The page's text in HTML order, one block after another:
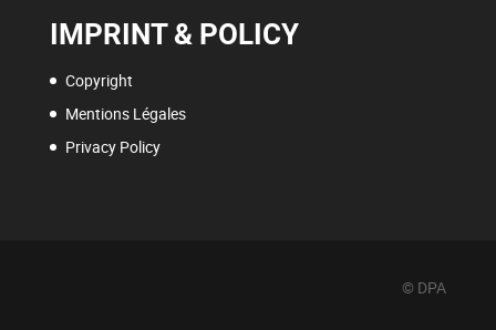
IMPRINT & POLICY
Copyright
Mentions Légales
Privacy Policy
© DPA